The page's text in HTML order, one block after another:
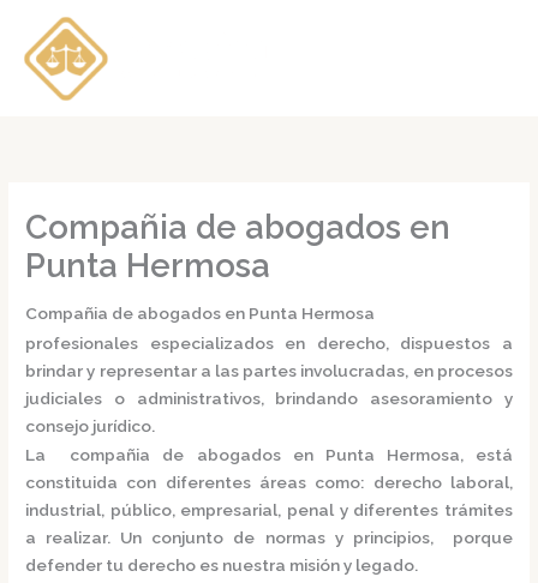
contenido
Compañia de abogados en
Punta Hermosa
Compañia de abogados en Punta Hermosa
profesionales especializados en derecho, dispuestos a
brindar y representar a las partes involucradas, en procesos
judiciales o administrativos, brindando asesoramiento y
consejo jurídico.
La compañia de abogados en Punta Hermosa,
está
constituida con diferentes áreas como: derecho laboral,
industrial, público, empresarial, penal y diferentes trámites
a realizar. Un conjunto de normas y principios, porque
defender tu derecho es nuestra misión y legado.